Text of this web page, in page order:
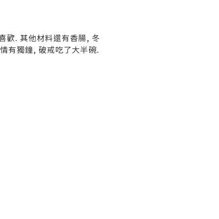
歡. 其他材料還有香腸, 冬
有獨鐘, 破戒吃了大半碗.